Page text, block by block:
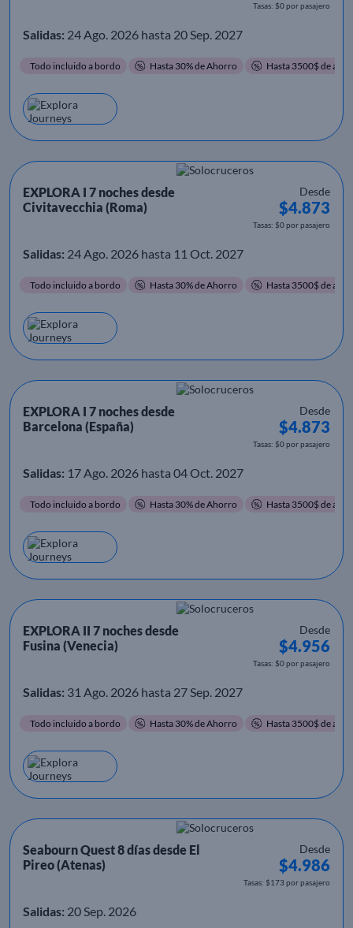
Tasas: $0 por pasajero
Salidas: 24 Ago. 2026 hasta 20 Sep. 2027
Todo incluido a bordo Hasta 30% de Ahorro Hasta 3500$ de
EXPLORA I 7 noches desde
Civitavecchia (Roma)
Desde
$4.873
Tasas: $0 por pasajero
Salidas: 24 Ago. 2026 hasta 11 Oct. 2027
Todo incluido a bordo Hasta 30% de Ahorro Hasta 3500$ de
EXPLORA I 7 noches desde
Barcelona (España)
Desde
$4.873
Tasas: $0 por pasajero
Salidas: 17 Ago. 2026 hasta 04 Oct. 2027
Todo incluido a bordo Hasta 30% de Ahorro Hasta 3500$ de
EXPLORA II 7 noches desde
Fusina (Venecia)
Desde
$4.956
Tasas: $0 por pasajero
Salidas: 31 Ago. 2026 hasta 27 Sep. 2027
Todo incluido a bordo Hasta 30% de Ahorro Hasta 3500$ de
Seabourn Quest 8 días desde El
Pireo (Atenas)
Desde
$4.986
Tasas: $173 por pasajero
Salidas: 20 Sep. 2026